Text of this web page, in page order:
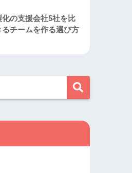
の支援会社5社を比
チームを作る選び方